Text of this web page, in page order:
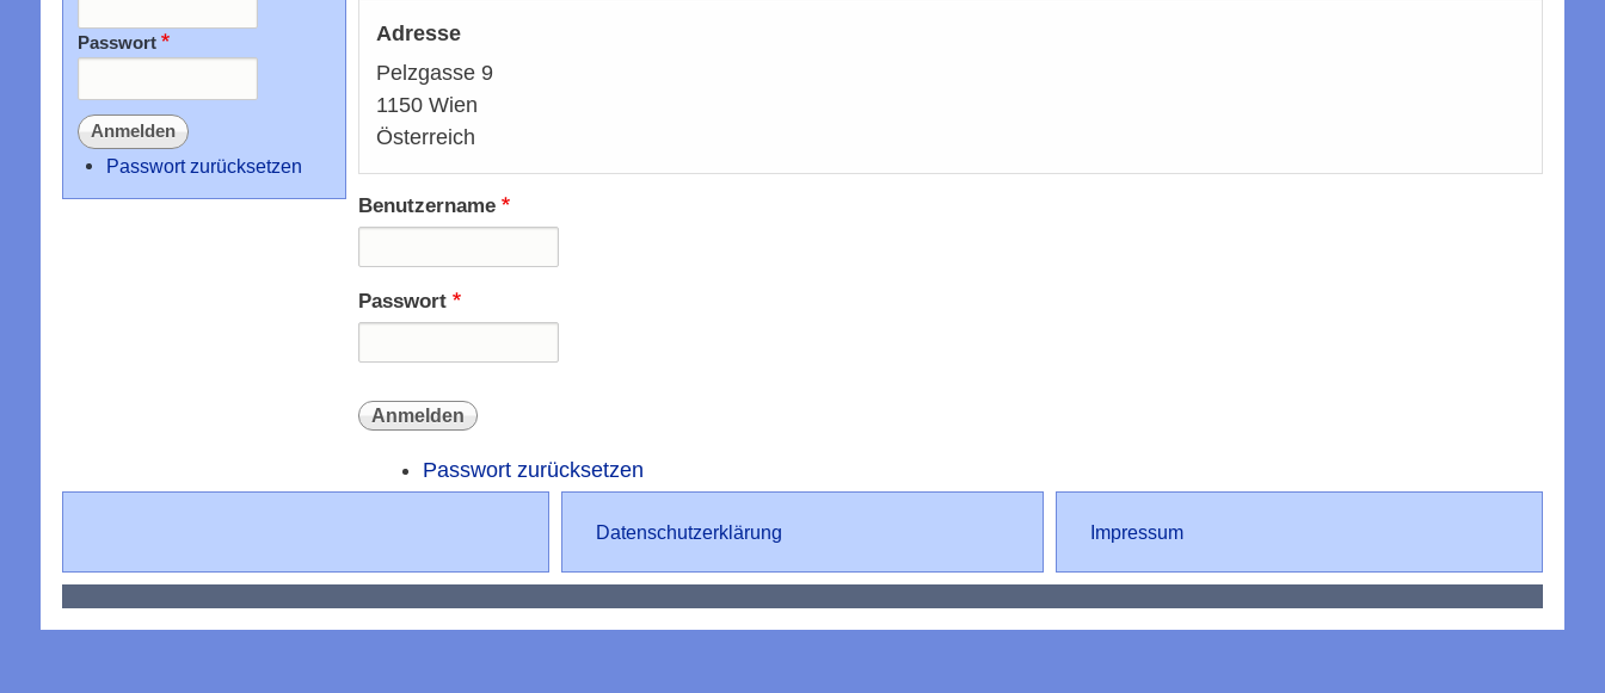
Adresse
Pelzgasse 9
1150 Wien
Österreich
Benutzername
Passwort
Passwort zurücksetzen
Passwort
Passwort zurücksetzen
Datenschutz
Datenschutzerklärung Impressum
Impressum